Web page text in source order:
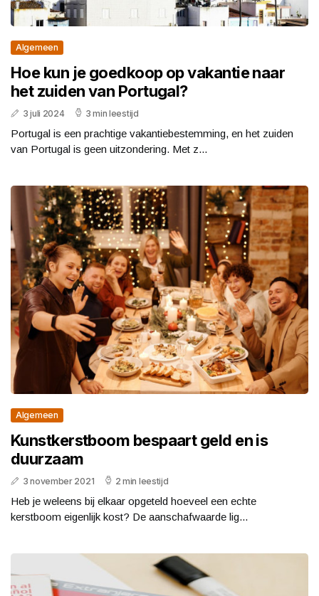
Algemeen
Hoe kun je goedkoop op vakantie naar
het zuiden van Portugal?
3 juli 2024 3 min leestijd
Portugal is een prachtige vakantiebestemming, en het zuiden
van Portugal is geen uitzondering. Met z...
Algemeen
Kunstkerstboom bespaart geld en is
duurzaam
3 november 2021 2 min leestijd
Heb je weleens bij elkaar opgeteld hoeveel een echte
kerstboom eigenlijk kost? De aanschafwaarde lig...